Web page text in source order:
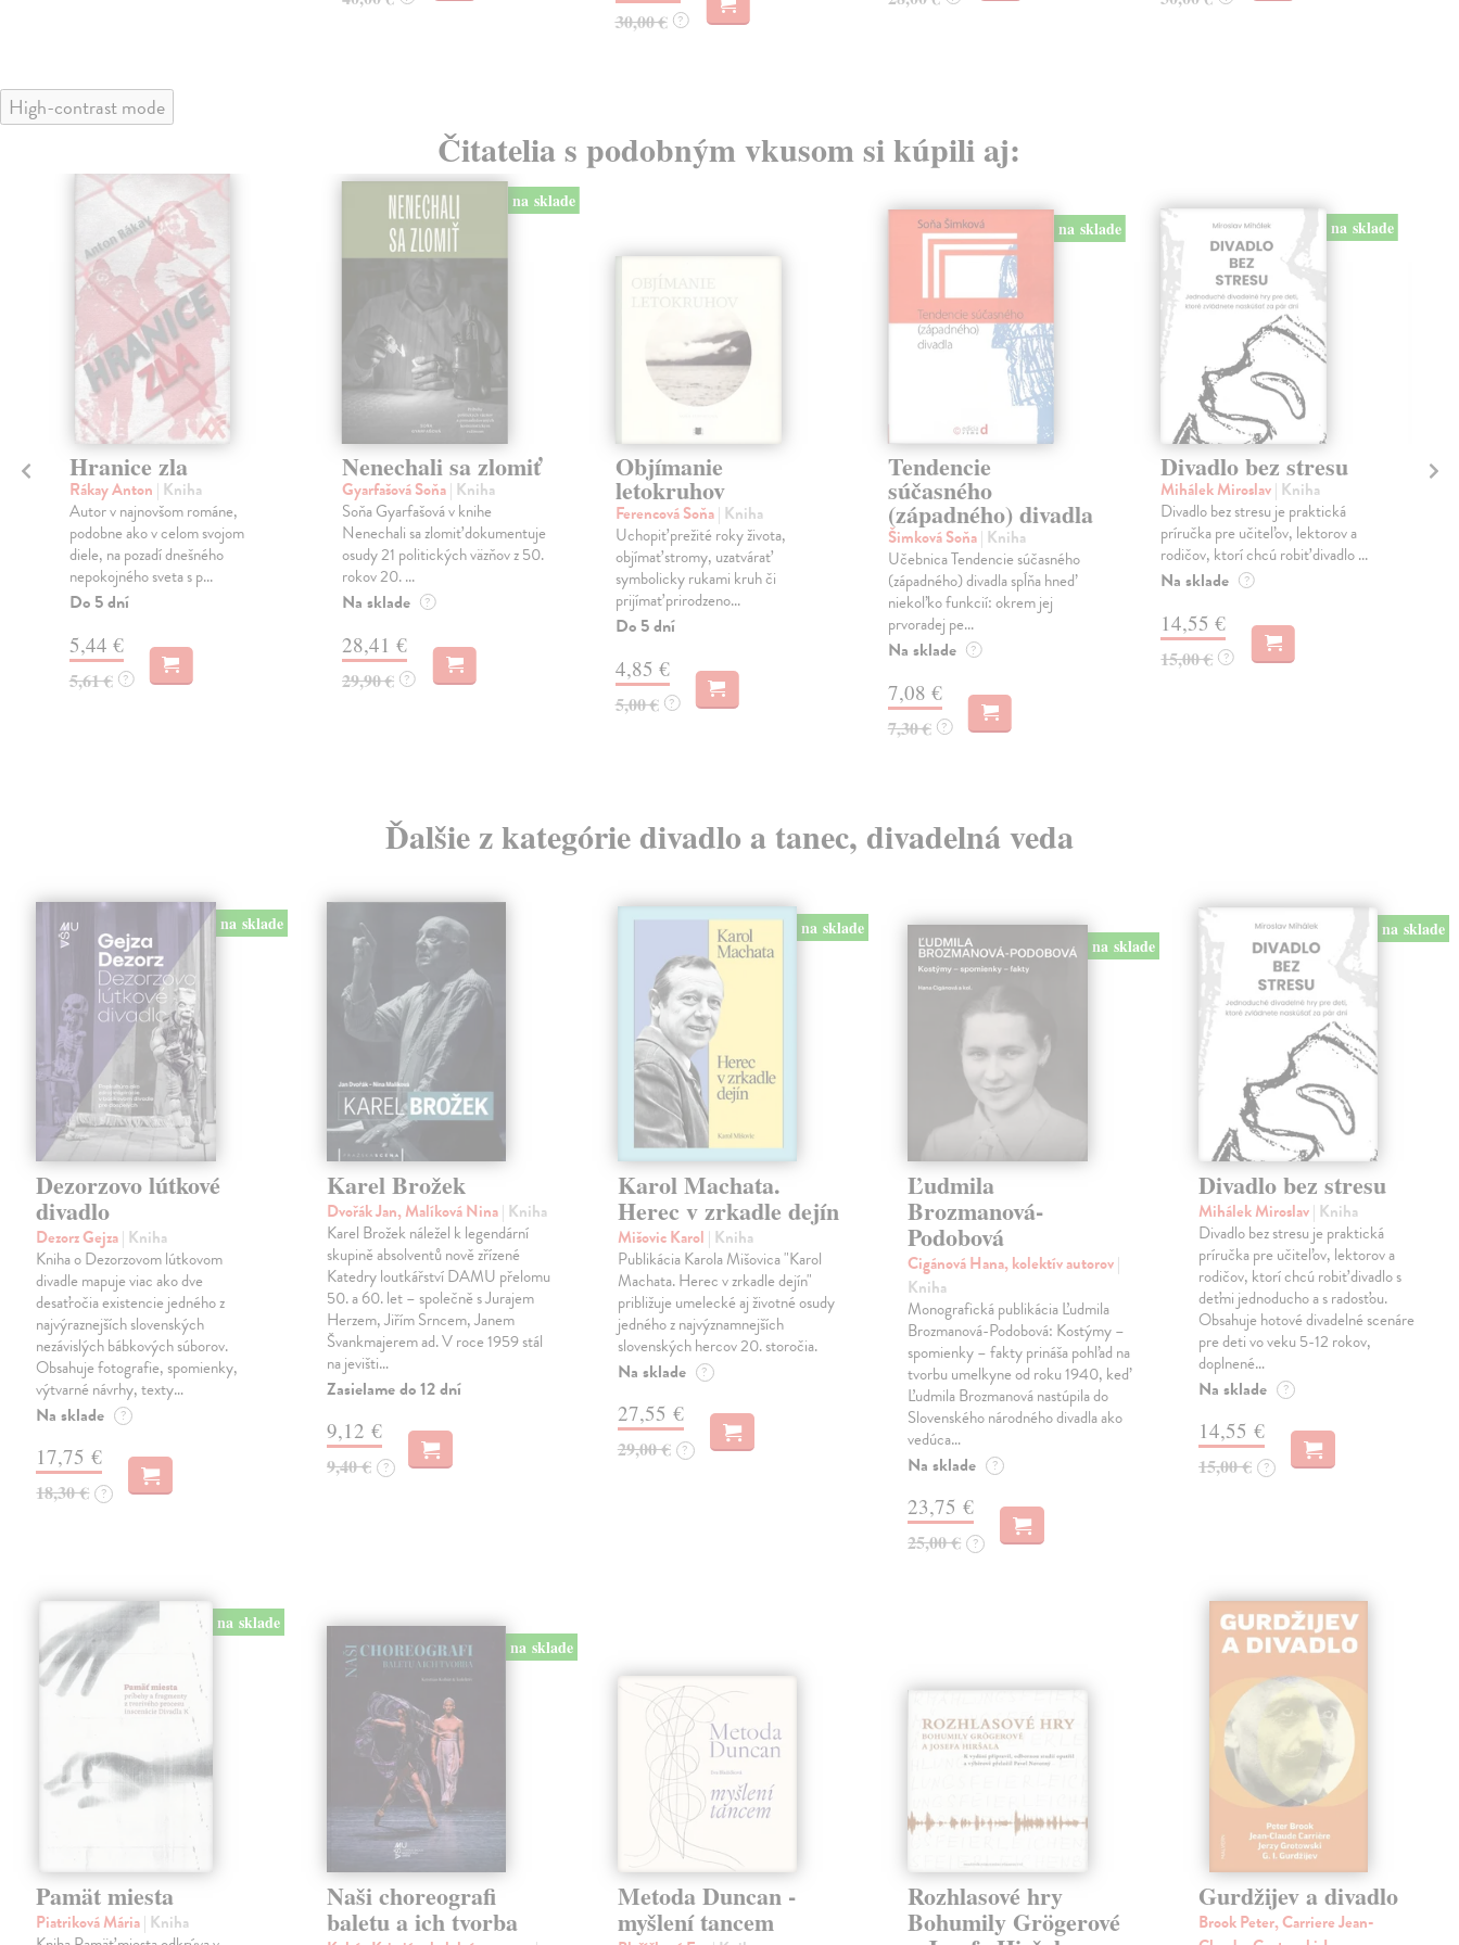
30,00 € ?
High-contrast mode
Čitatelia s podobným vkusom si kúpili aj:
Hranice zla
Rákay Anton | Kniha
Autor v najnovšom románe,
podobne ako v celom svojom
diele, na pozadí dnešného
nepokojného sveta s p...
Do 5 dní
5,44 €
5,61 € ?
na sklade
Nenechali sa zlomiť
Gyarfašová Soňa| Kniha
Soňa Gyarfašová v knihe
Nenechali sa zlomiť dokumentuje
osudy 21 politických väzňov z 50.
rokov 20. ...
Na sklade ?
28,41 €
29,90 € ?
Objímanie
letokruhov
Ferencová Soňa| Kniha
Uchopiť prežité roky života,
objímať stromy, uzatvárať
symbolicky rukami kruh či
prijímať prirodzeno...
Do 5 dní
4,85 €
5,00 € ?
na sklade
Tendencie
súčasného
(západného) divadla
Šimková Soňa| Kniha
Učebnica Tendencie súčasného
(západného) divadla spĺňa hneď
niekoľko funkcií: okrem jej
prvoradej pe...
Na sklade ?
7,08 €
7,30 € ?
na sklade
Divadlo bez stresu
Mihálek Miroslav| Kniha
Divadlo bez stresu je praktická
príručka pre učiteľov, lektorov a
rodičov, ktorí chcú robiť divadlo ...
Na sklade ?
14,55 €
15,00 € ?
Ďalšie z kategórie divadlo a tanec, divadelná veda
na sklade
Dezorzovo lútkové
divadlo
Dezorz Gejza| Kniha
Kniha o Dezorzovom lútkovom
divadle mapuje viac ako dve
desaťročia existencie jedného z
najvýraznejších slovenských
nezávislých bábkových súborov.
Obsahuje fotografie, spomienky,
výtvarné návrhy, texty…
Na sklade ?
17,75 €
18,30 € ?
Karel Brožek
Dvořák Jan, Malíková Nina| Kniha
Karel Brožek náležel k legendární
skupině absolventů nově zřízené
Katedry loutkářství DAMU přelomu
50. a 60. let – společně s Jurajem
Herzem, Jiřím Srncem, Janem
Švankmajerem ad. V roce 1959 stál
na jevišti…
Zasielame do 12 dní
9,12 €
9,40 € ?
na sklade
Karol Machata.
Herec v zrkadle dejín
Mišovic Karol | Kniha
Publikácia Karola Mišovica "Karol
Machata. Herec v zrkadle dejín"
približuje umelecké aj životné osudy
jedného z najvýznamnejších
slovenských hercov 20. storočia.
Na sklade ?
27,55 €
29,00 € ?
na sklade
Ľudmila
Brozmanová-
Podobová
Cigánová Hana, kolektív autorov|
Kniha
Monografická publikácia Ľudmila
Brozmanová-Podobová: Kostýmy –
spomienky – fakty prináša pohľad na
tvorbu umelkyne od roku 1940, keď
Ľudmila Brozmanová nastúpila do
Slovenského národného divadla ako
vedúca…
Na sklade ?
23,75 €
25,00 € ?
na sklade
Divadlo bez stresu
Mihálek Miroslav| Kniha
Divadlo bez stresu je praktická
príručka pre učiteľov, lektorov a
rodičov, ktorí chcú robiť divadlo s
deťmi jednoducho a s radosťou.
Obsahuje hotové divadelné scenáre
pre deti vo veku 5-12 rokov,
doplnené…
Na sklade ?
14,55 €
15,00 € ?
na sklade
Pamät miesta
Piatriková Mária| Kniha
na sklade
Naši choreografi
baletu a ich tvorba
Metoda Duncan -
myšlení tancem
Rozhlasové hry
Bohumily Grögerové
Gurdžijev a divadlo
Brook Peter, Carriere Jean-